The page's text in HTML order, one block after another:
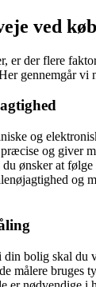
ved
er der flere
gennemgår vi
og
og giver
ønsker at
og
bolig skal du
målere bruges